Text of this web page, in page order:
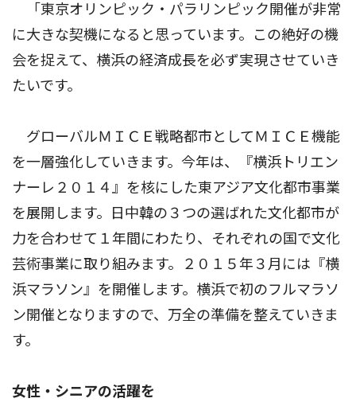
「東京オリンピック・パラリンピック開催が非常
に大きな契機になると思っています。この絶好の機
会を捉えて、横浜の経済成長を必ず実現させていき
たいです。
グローバルＭＩＣＥ戦略都市としてＭＩＣＥ機能
を一層強化していきます。今年は、『横浜トリエン
ナーレ２０１４』を核にした東アジア文化都市事業
を展開します。日中韓の３つの選ばれた文化都市が
力を合わせて１年間にわたり、それぞれの国で文化
芸術事業に取り組みます。２０１５年３月には『横
浜マラソン』を開催します。横浜で初のフルマラソ
ン開催となりますので、万全の準備を整えていきま
す。
女性・シニアの活躍を